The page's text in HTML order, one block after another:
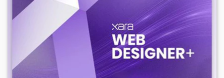
۴۶/۸K ۱۴۰۴/۱۲/۰۶